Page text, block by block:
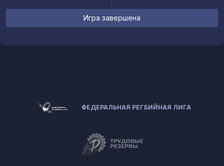
Игра завершена
ФЕДЕРАЛЬНАЯ РЕГБИЙНАЯ ЛИГА